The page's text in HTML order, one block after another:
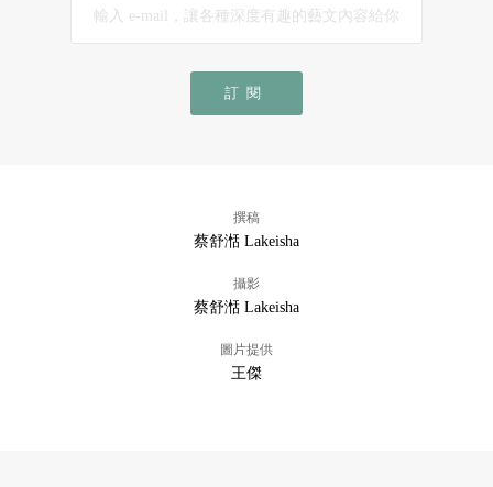
訂閱
撰稿
蔡舒湉 Lakeisha
攝影
蔡舒湉 Lakeisha
圖片提供
王傑